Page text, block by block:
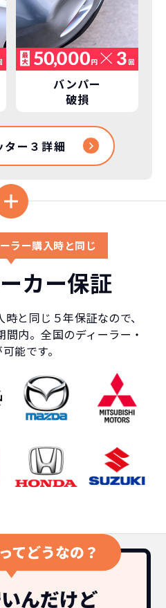
バンパー
破損
ター３詳細
ラー購入時と同じ
カー保証
と同じ５年保証なので、
内。全国のディーラー・
能です。